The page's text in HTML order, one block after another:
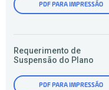
PDF PARA IMPRESSÃO
Requerimento de
Suspensão do Plano
PDF PARA IMPRESSÃO